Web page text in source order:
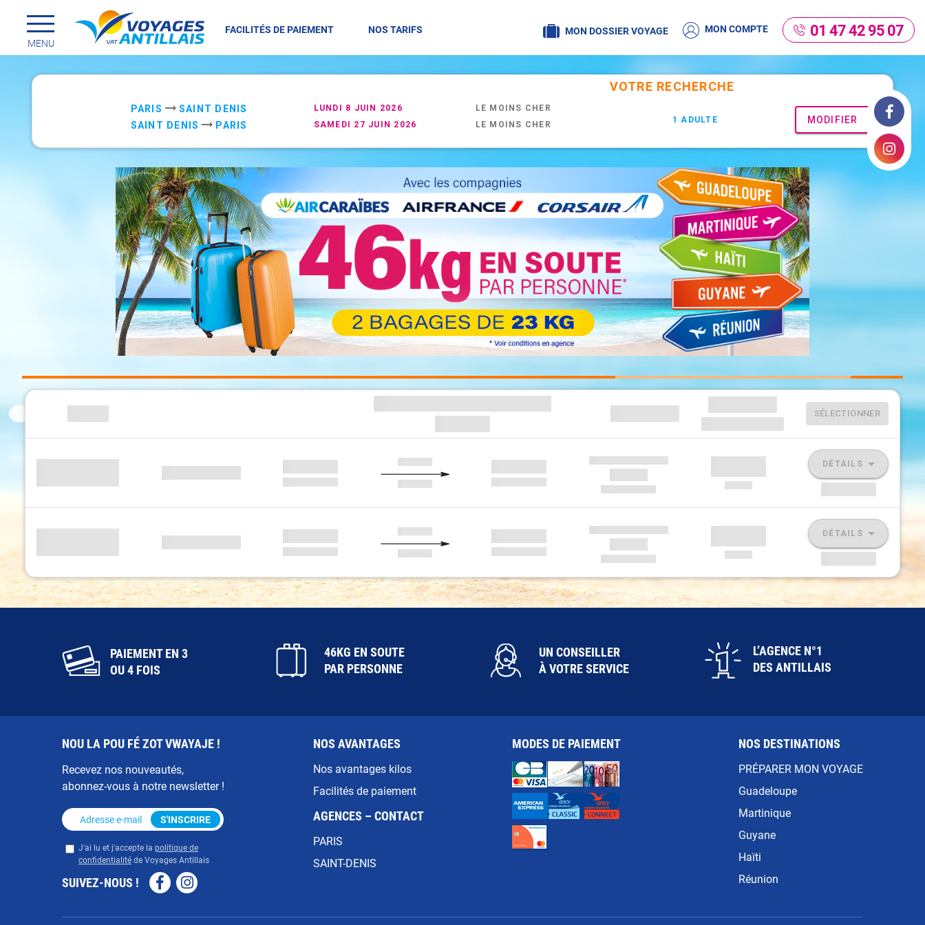
Passer
au
Menu principal
MENU
FACILITÉS DE PAIEMENT NOS TARIFS MON DOSSIER VOYAGE MON COMPTE 01 47 42 95 07
Facebook
PAIEMENT EN 3
OU 4 FOIS
46KG EN SOUTE
PAR PERSONNE
UN CONSEILLER
À VOTRE SERVICE
L’AGENCE N°1
DES ANTILLAIS
NOU LA POU FÉ ZOT VWAYAJE !
Recevez nos nouveautés,
abonnez-vous à notre newsletter !
Adresse e-mail *
Privacy *
J'ai lu et j'accepte la politique de
confidentialitéde Voyages Antillais
S'INSCRIRE
SUIVEZ-NOUS !
NOS AVANTAGES
Nos avantages kilos
Facilités de paiement
AGENCES – CONTACT
PARIS
SAINT-DENIS
MODES DE PAIEMENT NOS DESTINATIONS
PRÉPARER MON VOYAGE
Guadeloupe
Martinique
Guyane
Haïti
Réunion